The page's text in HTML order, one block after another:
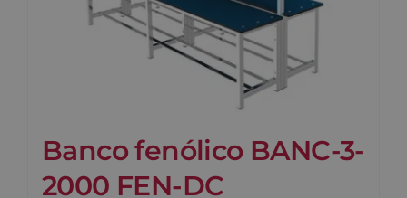
Banco fenólico BANC-3-
2000 FEN-DC